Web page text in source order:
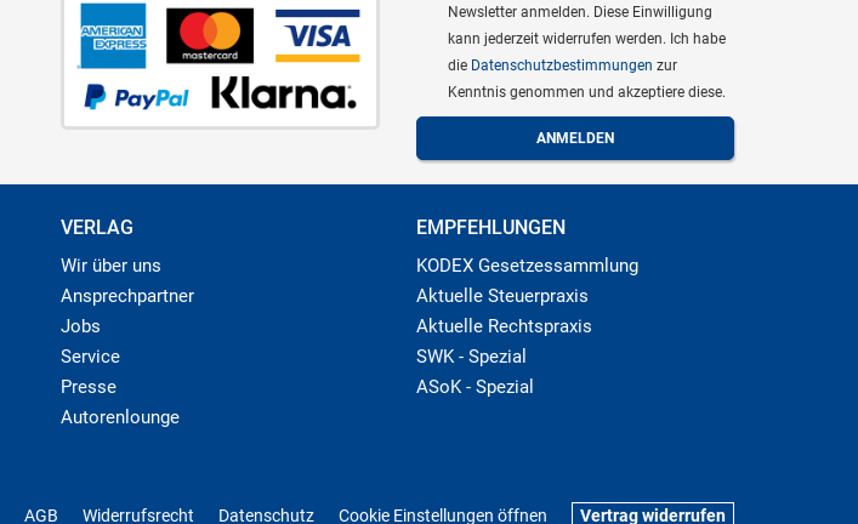
Newsletter anmelden. Diese Einwilligung
kann jederzeit widerrufen werden. Ich habe
die Datenschutzbestimmungen zur
Kenntnis genommen und akzeptiere diese.
VERLAG
Wir über uns
Ansprechpartner
Jobs
Service
Presse
Autorenlounge
EMPFEHLUNGEN
KODEX Gesetzessammlung
Aktuelle Steuerpraxis
Aktuelle Rechtspraxis
SWK - Spezial
ASoK - Spezial
AGB Widerrufsrecht Datenschutz Cookie Einstellungen öffnen Vertrag widerrufen